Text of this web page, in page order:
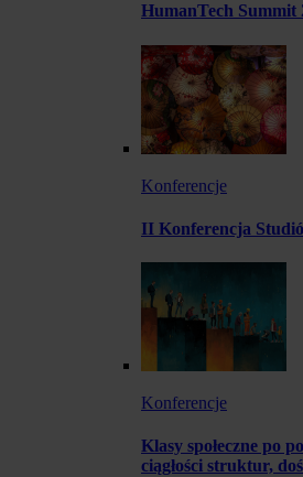
HumanTech Summit
Konferencje
II Konferencja
Konferencje
Klasy społeczne po
ciągłości struktur,